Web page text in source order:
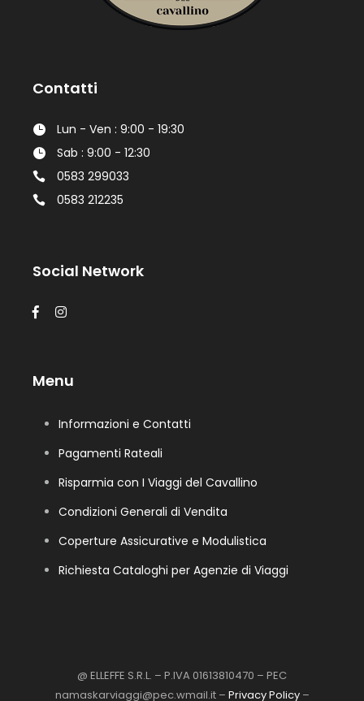
Contatti
Lun - Ven : 9:00 - 19:30
Sab : 9:00 - 12:30
0583 299033
0583 212235
Social Network
Menu
Informazioni e Contatti
Pagamenti Rateali
Risparmia con I Viaggi del Cavallino
Condizioni Generali di Vendita
Coperture Assicurative e Modulistica
Richiesta Cataloghi per Agenzie di Viaggi
@ ELLEFFE S.R.L. – P.IVA 01613810470 – PEC
namaskarviaggi@pec.wmail.it – Privacy Policy–